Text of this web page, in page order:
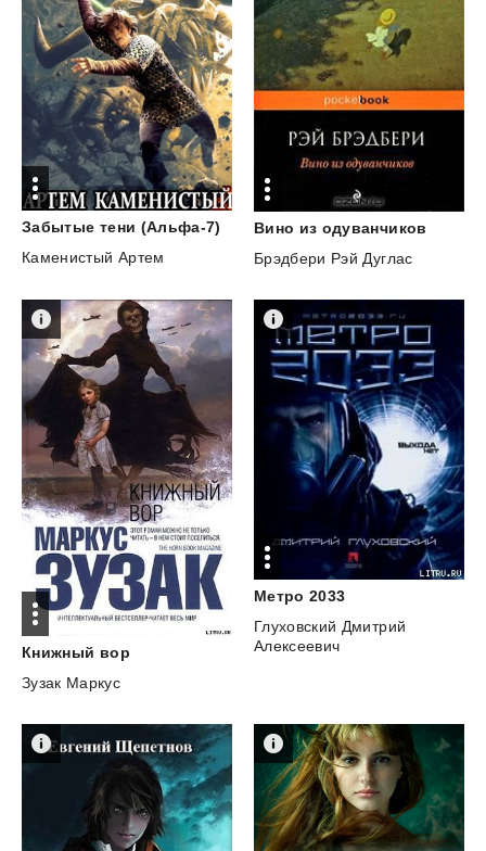
Забытые тени (Альфа-7)
Каменистый Артем
Вино из одуванчиков
Брэдбери Рэй Дуглас
Книжный вор
Зузак Маркус
Метро 2033
Глуховский Дмитрий
Алексеевич